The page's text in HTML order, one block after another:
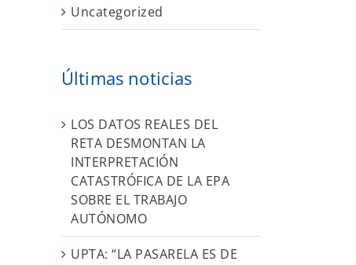
Uncategorized
Últimas noticias
LOS DATOS REALES DEL
RETA DESMONTAN LA
INTERPRETACIÓN
CATASTRÓFICA DE LA EPA
SOBRE EL TRABAJO
AUTÓNOMO
UPTA: “LA PASARELA ES DE